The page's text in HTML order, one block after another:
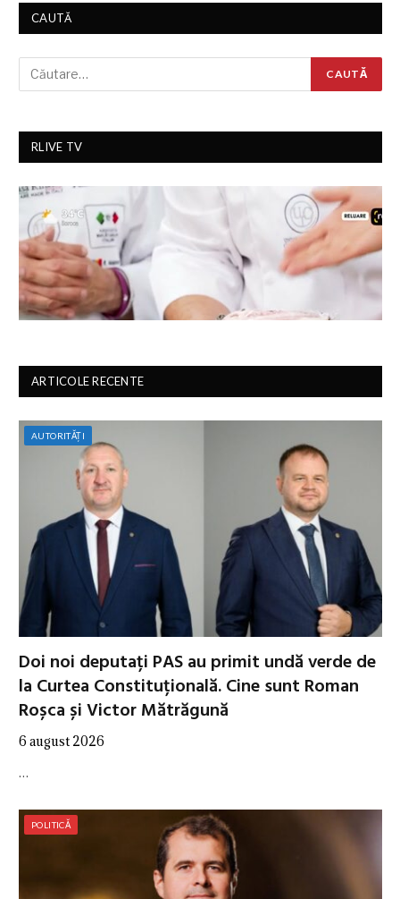
CAUTĂ
RLIVE TV
ARTICOLE RECENTE
AUTORITĂȚI
Doi noi deputați PAS au primit undă verde de
la Curtea Constituțională. Cine sunt Roman
Roșca și Victor Mătrăgună
6 august 2026
…
POLITICĂ